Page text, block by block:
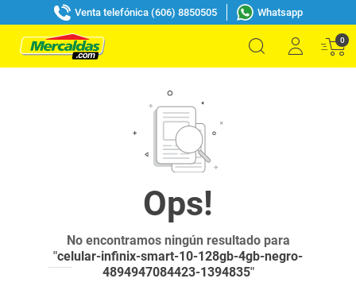
Venta telefónica (606) 8850505 Whatsapp
0
No encontramos ningún resultado para
"celular-infinix-smart-10-128gb-4gb-negro-
4894947084423-1394835"